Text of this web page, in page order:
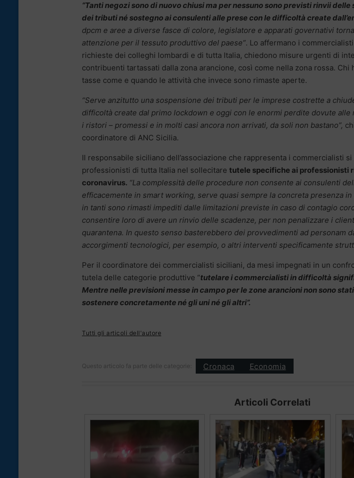
“Tanti negozi sono di nuovo chiusi ma per nessuno sono previsti rinvii
dei tributi né sostegno ai consulenti alle prese con le difficoltà create
dpcm e aree a diverse fasce di colore, legislatore e apparati governativi
attenzione per il tessuto produttivo del paese”. Lo affermano i
richieste dei colleghi lombardi e di tutta Italia, chiedono misure urgenti di
contribuenti tartassati dalla zona arancione, così come nella zona rossa. Chi
tasse come e quando le attività che invece sono rimaste aperte.
“Serve anzitutto una sospensione dei tributi per le imprese costrette a
difficoltà create dal primo lockdown e oggi con le enormi perdite dovute
i ristori – promessi e in molti casi ancora non arrivati, da soli non bastano”,
coordinatore di ANC Sicilia.
Il responsabile siciliano dell’associazione che rappresenta i commercialisti
professionisti di tutta Italia nel sollecitare tutele specifiche ai professionisti
coronavirus. “La complessità delle procedure non consente ai consulenti
efficacemente in smart working, serve quasi sempre la concreta presenza
in tanti sono rimasti impediti dalle limitazioni previste in caso di contagio
consentire loro di avere un rinvio delle scadenze, per non penalizzare i
quarantena. In questo senso basterebbero dei provvedimenti ad personam
accorgimenti tecnologici, per esempio, o altri interventi specificamente
Per il coordinatore dei commercialisti siciliani, da mesi impegnati in un
tutela delle categorie produttive “tutelare i commercialisti in difficoltà
Mentre nelle previsioni messe in campo per le zone arancioni non sono
sostenere concretamente né gli uni né gli altri”.
Tutti gli articoli dell'autore
Questo articolo fa parte delle categorie: Cronaca Economia
Articoli Correlati